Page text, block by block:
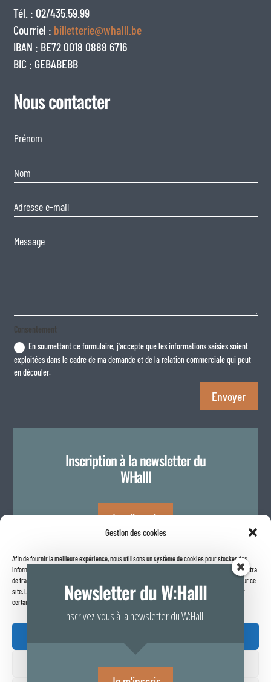
Gestion des cookies
Afin de fournir la meilleure expérience, nous utilisons un système de cookies pour stocker des
informations sur votre navigateur internet. Le fait de consentir à ces technologies nous permettra
de traiter des données telles que le comportement de navigation ou les identifiants uniques sur ce
site. Le fait de ne pas consentir ou de retirer son consentement peut avoir un effet négatif sur
certaines caractéristiques et fonctions.
Tél. : 02/435.59.99
Courriel : billetterie@whalll.be
IBAN : BE72 0018 0888 6716
BIC : GEBABEBB
Nous contacter
Consentement
En soumettant ce formulaire, j'accepte que les informations saisies soient
exploitées dans le cadre de ma demande et de la relation commerciale qui peut
en découler.
Envoyer
Inscription à la newsletter du
WHalll
Je m'inscris
Rapport de transparence 2025
Newsletter du W:Halll
Inscrivez-vous à la newsletter du W:Halll.